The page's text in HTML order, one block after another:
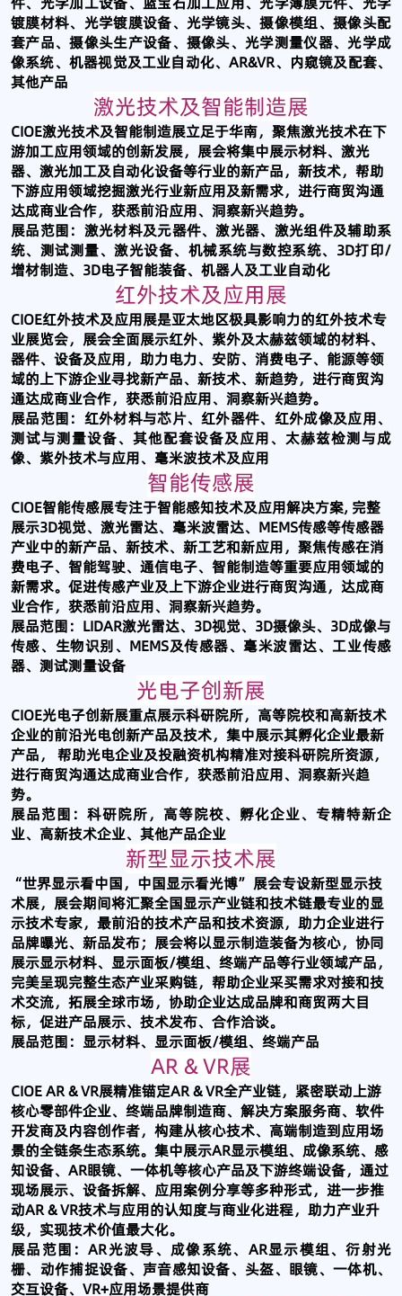
镀膜材料、光学镀膜设备、光学镜头、摄像模组、摄像头配
套产品、摄像头生产设备、摄像头、光学测量仪器、光学成
像系统、机器视觉及工业自动化、AR&VR、内窥镜及配套、
其他产品
激光技术及智能制造展
CIOE激光技术及智能制造展立足于华南，聚焦激光技术在下
游加工应用领域的创新发展，展会将集中展示材料、激光
器、激光加工及自动化设备等行业的新产品，新技术，帮助
下游应用领域挖掘激光行业新应用及新需求，进行商贸沟通
达成商业合作，获悉前沿应用、洞察新兴趋势。
展品范围：激光材料及元器件、激光器、激光组件及辅助系
统、测试测量、激光设备、机械系统与数控系统、3D打印/
增材制造、3D电子智能装备、机器人及工业自动化
红外技术及应用展
CIOE红外技术及应用展是亚太地区极具影响力的红外技术专
业展览会，展会全面展示红外、紫外及太赫兹领域的材料、
器件、设备及应用，助力电力、安防、消费电子、能源等领
域的上下游企业寻找新产品、新技术、新趋势，进行商贸沟
通达成商业合作，获悉前沿应用、洞察新兴趋势。
展品范围：红外材料与芯片、红外器件、红外成像及应用、
测试与测量设备、其他配套设备及应用、太赫兹检测与成
像、紫外技术与应用、毫米波技术及应用
智能传感展
CIOE智能传感展专注于智能感知技术及应用解决方案, 完整
展示3D视觉、激光雷达、毫米波雷达、MEMS传感等传感器
产业中的新产品、新技术、新工艺和新应用，聚焦传感在消
费电子、智能驾驶、通信电子、智能制造等重要应用领域的
新需求。促进传感产业及上下游企业进行商贸沟通，达成商
业合作，获悉前沿应用、洞察新兴趋势。
展品范围：LIDAR激光雷达、3D视觉、3D摄像头、3D成像与
传感、生物识别、MEMS及传感器、毫米波雷达、工业传感
器、测试测量设备
光电子创新展
CIOE光电子创新展重点展示科研院所，高等院校和高新技术
企业的前沿光电创新产品及技术，集中展示其孵化企业最新
产品， 帮助光电企业及投融资机构精准对接科研院所资源，
进行商贸沟通达成商业合作，获悉前沿应用、洞察新兴趋
势。
展品范围：科研院所，高等院校、孵化企业、专精特新企
业、高新技术企业、其他产品企业
新型显示技术展
“世界显示看中国，中国显示看光博” 展会专设新型显示技
术展，展会期间将汇聚全国显示产业链和技术链最专业的显
示技术专家，最前沿的技术产品和技术资源，助力企业进行
品牌曝光、新品发布；展会将以显示制造装备为核心，协同
展示显示材料、显示面板/模组、终端产品等行业领域产品，
完美呈现完整生态产业采购链，帮助企业采买需求对接和技
术交流，拓展全球市场，协助企业达成品牌和商贸两大目
标，促进产品展示、技术发布、合作洽谈。
展品范围：显示材料、显示面板/模组、终端产品
AR & VR展
CIOE AR & VR展精准锚定AR & VR全产业链，紧密联动上游
核心零部件企业、终端品牌制造商、解决方案服务商、软件
开发商及内容创作者，构建从核心技术、高端制造到应用场
景的全链条生态系统。集中展示AR显示模组、成像系统、感
知设备、AR眼镜、一体机等核心产品及下游终端设备，通过
现场展示、设备拆解、应用案例分享等多种形式，进一步推
动AR & VR技术与应用的认知度与商业化进程，助力产业升
级，实现技术价值最大化。
展品范围：AR光波导、成像系统、AR显示模组、衍射光
栅、动作捕捉设备、声音感知设备、头盔、眼镜、一体机、
交互设备、VR+应用场景提供商